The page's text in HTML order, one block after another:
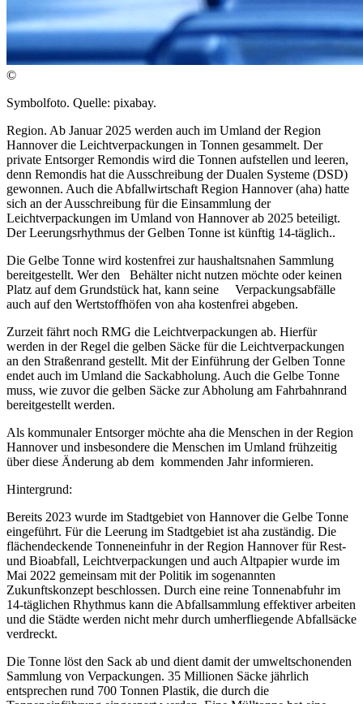
©
Symbolfoto. Quelle: pixabay.
Region. Ab Januar 2025 werden auch im Umland der Region
Hannover die Leichtverpackungen in Tonnen gesammelt. Der
private Entsorger Remondis wird die Tonnen aufstellen und leeren,
denn Remondis hat die Ausschreibung der Dualen Systeme (DSD)
gewonnen. Auch die Abfallwirtschaft Region Hannover (aha) hatte
sich an der Ausschreibung für die Einsammlung der
Leichtverpackungen im Umland von Hannover ab 2025 beteiligt.
Der Leerungsrhythmus der Gelben Tonne ist künftig 14-täglich..
Die Gelbe Tonne wird kostenfrei zur haushaltsnahen Sammlung
bereitgestellt. Wer den Behälter nicht nutzen möchte oder keinen
Platz auf dem Grundstück hat, kann seine Verpackungsabfälle
auch auf den Wertstoffhöfen von aha kostenfrei abgeben.
Zurzeit fährt noch RMG die Leichtverpackungen ab. Hierfür
werden in der Regel die gelben Säcke für die Leichtverpackungen
an den Straßenrand gestellt. Mit der Einführung der Gelben Tonne
endet auch im Umland die Sackabholung. Auch die Gelbe Tonne
muss, wie zuvor die gelben Säcke zur Abholung am Fahrbahnrand
bereitgestellt werden.
Als kommunaler Entsorger möchte aha die Menschen in der Region
Hannover und insbesondere die Menschen im Umland frühzeitig
über diese Änderung ab dem kommenden Jahr informieren.
Hintergrund:
Bereits 2023 wurde im Stadtgebiet von Hannover die Gelbe Tonne
eingeführt. Für die Leerung im Stadtgebiet ist aha zuständig. Die
flächendeckende Tonneneinfuhr in der Region Hannover für Rest-
und Bioabfall, Leichtverpackungen und auch Altpapier wurde im
Mai 2022 gemeinsam mit der Politik im sogenannten
Zukunftskonzept beschlossen. Durch eine reine Tonnenabfuhr im
14-täglichen Rhythmus kann die Abfallsammlung effektiver arbeiten
und die Städte werden nicht mehr durch umherfliegende Abfallsäcke
verdreckt.
Die Tonne löst den Sack ab und dient damit der umweltschonenden
Sammlung von Verpackungen. 35 Millionen Säcke jährlich
entsprechen rund 700 Tonnen Plastik, die durch die